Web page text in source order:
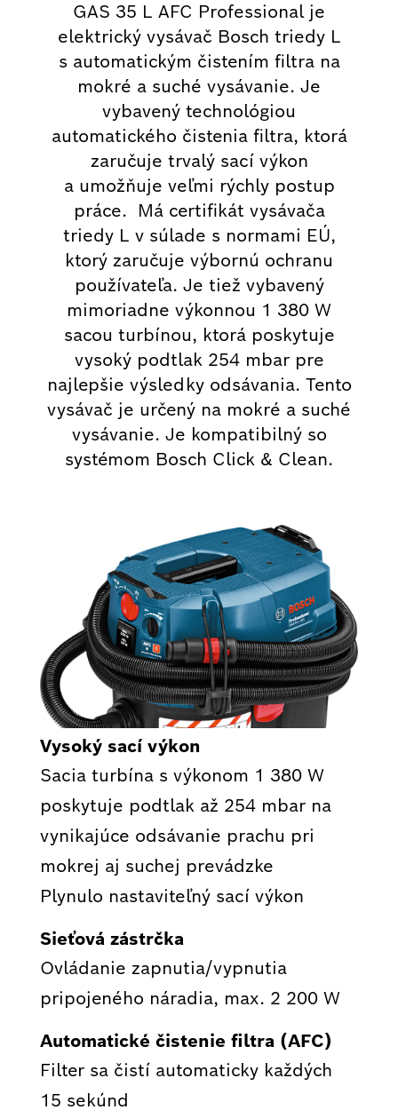
GAS 35 L AFC Professional je
elektrický vysávač Bosch triedy L
s automatickým čistením filtra na
mokré a suché vysávanie. Je
vybavený technológiou
automatického čistenia filtra, ktorá
zaručuje trvalý sací výkon
a umožňuje veľmi rýchly postup
práce. Má certifikát vysávača
triedy L v súlade s normami EÚ,
ktorý zaručuje výbornú ochranu
používateľa. Je tiež vybavený
mimoriadne výkonnou 1 380 W
sacou turbínou, ktorá poskytuje
vysoký podtlak 254 mbar pre
najlepšie výsledky odsávania. Tento
vysávač je určený na mokré a suché
vysávanie. Je kompatibilný so
systémom Bosch Click & Clean.
Vysoký sací výkon
Sacia turbína s výkonom 1 380 W
poskytuje podtlak až 254 mbar na
vynikajúce odsávanie prachu pri
mokrej aj suchej prevádzke
Plynulo nastaviteľný sací výkon
Sieťová zástrčka
Ovládanie zapnutia/vypnutia
pripojeného náradia, max. 2 200 W
Automatické čistenie filtra (AFC)
Filter sa čistí automaticky každých
15 sekúnd